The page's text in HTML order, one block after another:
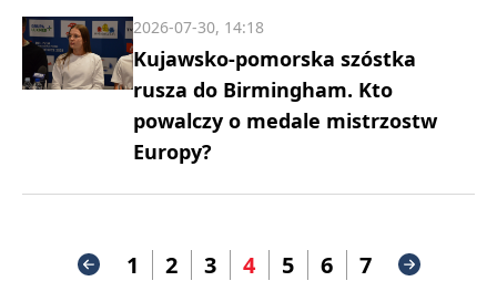
Kujawsko-pomorska szóstka
rusza do Birmingham. Kto
powalczy o medale mistrzostw
Europy?
2026-07-30, 14:18
1 2 3 4 5 6 7